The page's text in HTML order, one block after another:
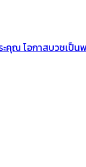
ณ โอกาสบวชเป็น